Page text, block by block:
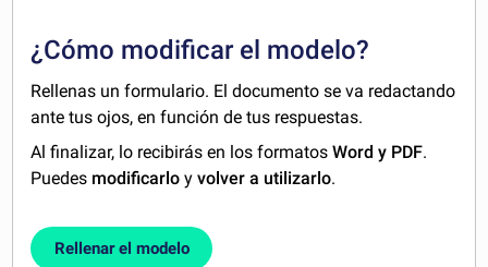
¿Cómo modificar el modelo?
Rellenas un formulario. El documento se va redactando
ante tus ojos, en función de tus respuestas.
Al finalizar, lo recibirás en los formatosWord y PDF.
Puedes modificarlo yvolver a utilizarlo.
Rellenar el modelo